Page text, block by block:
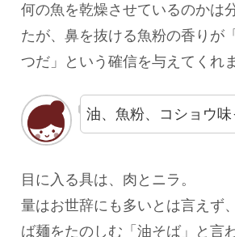
何の魚を乾燥させているのかは
たが、鼻を抜ける魚粉の香りが
つだ」という確信を与えてくれ
油、魚粉、コショウ味
目に入る具は、肉とニラ。
量はお世辞にも多いとは言えず
ば麺をたのしむ「油そば」と言